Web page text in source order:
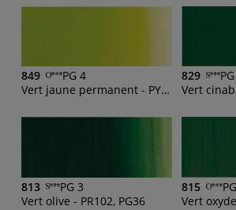
849
PG 4
Vert jaune permanent - PY35, PG17
829
813
PG 3
Vert olive - PR102, PG36
815
Vert